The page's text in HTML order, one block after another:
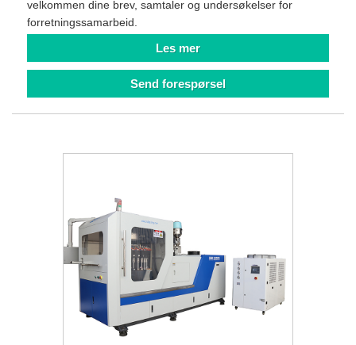
velkommen dine brev, samtaler og undersøkelser for
forretningssamarbeid.
Les mer
Send forespørsel